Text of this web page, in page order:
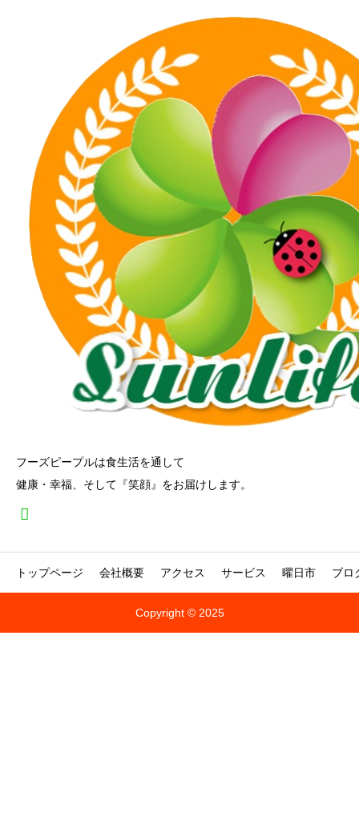
フーズピープルは食生活を通して
健康・幸福、そして『笑顔』をお届けします。
トップページ 会社概要 アクセス サービス 曜日市 ブロ
Copyright © 2025